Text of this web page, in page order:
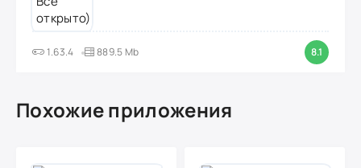
1.63.4 889.5 Mb 8.1
Похожие приложения